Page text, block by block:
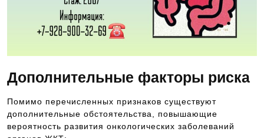
Дополнительные факторы риска
Помимо перечисленных признаков существуют
дополнительные обстоятельства, повышающие
вероятность развития онкологических заболеваний